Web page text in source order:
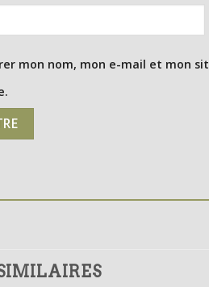
mon nom, mon e-mail et mon